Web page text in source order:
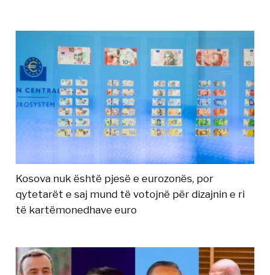
Kosova nuk është pjesë e eurozonës, por
qytetarët e saj mund të votojnë për dizajnin e ri
të kartëmonedhave euro